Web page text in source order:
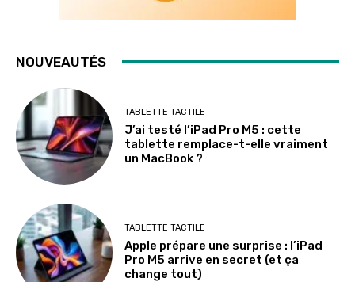
NOUVEAUTÉS
TABLETTE TACTILE
J’ai testé l’iPad Pro M5 : cette
tablette remplace-t-elle vraiment
un MacBook ?
TABLETTE TACTILE
Apple prépare une surprise : l’iPad
Pro M5 arrive en secret (et ça
change tout)